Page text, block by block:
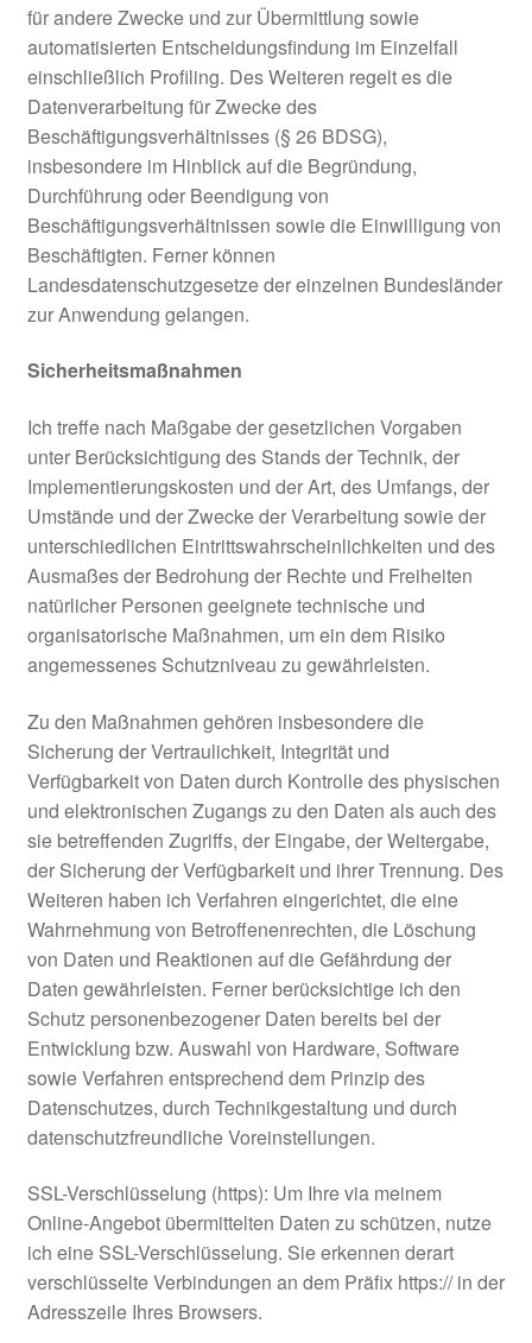
für andere Zwecke und zur Übermittlung sowie
automatisierten Entscheidungsfindung im Einzelfall
einschließlich Profiling. Des Weiteren regelt es die
Datenverarbeitung für Zwecke des
Beschäftigungsverhältnisses (§ 26 BDSG),
insbesondere im Hinblick auf die Begründung,
Durchführung oder Beendigung von
Beschäftigungsverhältnissen sowie die Einwilligung von
Beschäftigten. Ferner können
Landesdatenschutzgesetze der einzelnen Bundesländer
zur Anwendung gelangen.
Sicherheitsmaßnahmen
Ich treffe nach Maßgabe der gesetzlichen Vorgaben
unter Berücksichtigung des Stands der Technik, der
Implementierungskosten und der Art, des Umfangs, der
Umstände und der Zwecke der Verarbeitung sowie der
unterschiedlichen Eintrittswahrscheinlichkeiten und des
Ausmaßes der Bedrohung der Rechte und Freiheiten
natürlicher Personen geeignete technische und
organisatorische Maßnahmen, um ein dem Risiko
angemessenes Schutzniveau zu gewährleisten.
Zu den Maßnahmen gehören insbesondere die
Sicherung der Vertraulichkeit, Integrität und
Verfügbarkeit von Daten durch Kontrolle des physischen
und elektronischen Zugangs zu den Daten als auch des
sie betreffenden Zugriffs, der Eingabe, der Weitergabe,
der Sicherung der Verfügbarkeit und ihrer Trennung. Des
Weiteren haben ich Verfahren eingerichtet, die eine
Wahrnehmung von Betroffenenrechten, die Löschung
von Daten und Reaktionen auf die Gefährdung der
Daten gewährleisten. Ferner berücksichtige ich den
Schutz personenbezogener Daten bereits bei der
Entwicklung bzw. Auswahl von Hardware, Software
sowie Verfahren entsprechend dem Prinzip des
Datenschutzes, durch Technikgestaltung und durch
datenschutzfreundliche Voreinstellungen.
SSL-Verschlüsselung (https): Um Ihre via meinem
Online-Angebot übermittelten Daten zu schützen, nutze
ich eine SSL-Verschlüsselung. Sie erkennen derart
verschlüsselte Verbindungen an dem Präfix https:// in der
Adresszeile Ihres Browsers.